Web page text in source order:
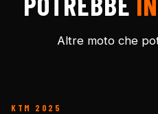
Altre moto che
KTM 2025